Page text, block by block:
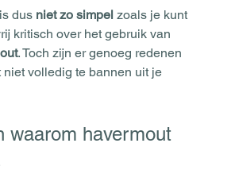
dus niet zo simpel zoals je kunt
kritisch over het gebruik van
. Toch zijn er genoeg redenen
niet volledig te bannen uit je
waarom havermout